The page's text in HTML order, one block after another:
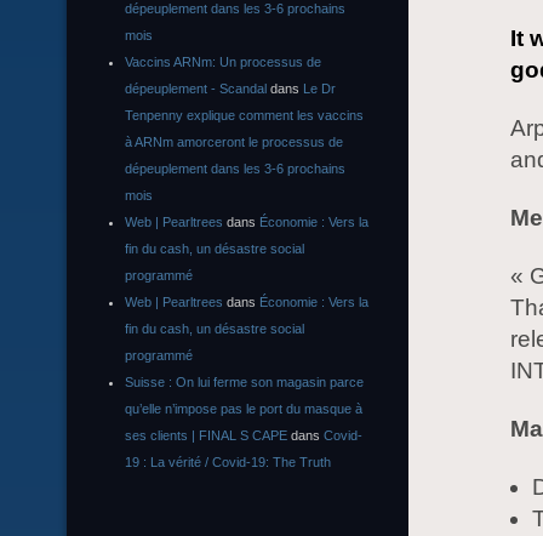
It
«
dépeuplement dans les 3-6 prochains
mois
Vaccins ARNm: Un processus de
dépeuplement - Scandal dans Le Dr
Tenpenny explique comment les vaccins
à ARNm amorceront le processus de
dépeuplement dans les 3-6 prochains
mois
Web | Pearltrees dans Économie : Vers la
fin du cash, un désastre social
programmé
Web | Pearltrees dans Économie : Vers la
fin du cash, un désastre social
programmé
Suisse : On lui ferme son magasin parce
qu’elle n’impose pas le port du masque à
ses clients | FINAL S CAPE dans Covid-
19 : La vérité / Covid-19: The Truth